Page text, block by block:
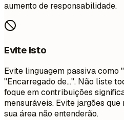
aumento de responsabilidade.
Evite isto
Evite linguagem passiva como
"Encarregado de...". Não liste
foque em contribuições
mensuráveis. Evite jargões
sua área não entenderão.